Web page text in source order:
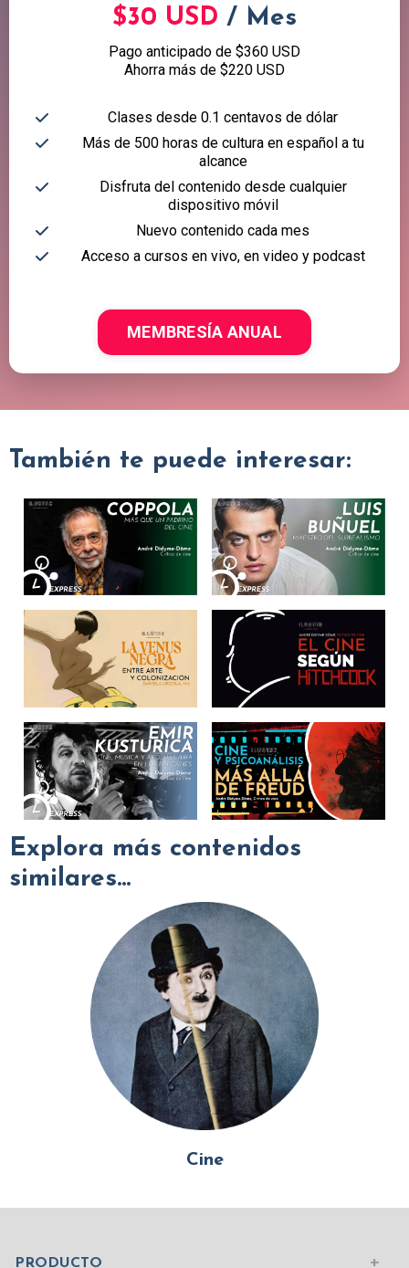
$30 USD / Mes
Pago anticipado de $360 USD
Ahorra más de $220 USD
Clases desde 0.1 centavos de dólar
Más de 500 horas de cultura en español a tu
alcance
Disfruta del contenido desde cualquier
dispositivo móvil
Nuevo contenido cada mes
Acceso a cursos en vivo, en video y podcast
MEMBRESÍA ANUAL
También te puede interesar:
Explora más contenidos
similares...
Cine
PRODUCTO
Iniciar sesión
Mundo Islámico